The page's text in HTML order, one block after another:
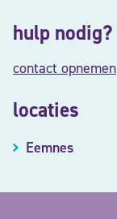
hulp nodig?
contact opnemen
locaties
Eemnes